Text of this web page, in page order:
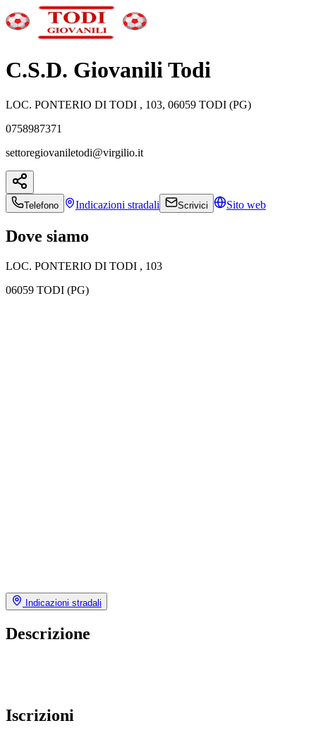
C.S.D. Giovanili Todi
LOC. PONTERIO DI TODI , 103, 06059 TODI (PG)
0758987371
settoregiovaniletodi@virgilio.it
Telefono Indicazioni stradali Scrivici Sito web
Dove siamo
LOC. PONTERIO DI TODI , 103
06059 TODI (PG)
Indicazioni stradali
Descrizione
Iscrizioni